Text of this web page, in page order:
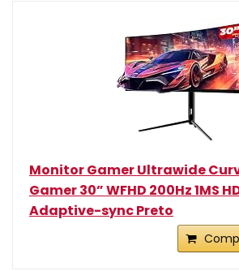
Monitor Gamer Ultrawide
Gamer 30” WFHD 200Hz 1MS
Adaptive-sync Preto